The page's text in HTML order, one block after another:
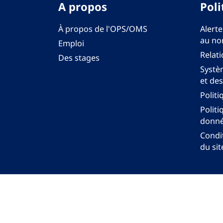
A propos
À propos de l'OPS/OMS
Emploi
Des stages
au
et
du